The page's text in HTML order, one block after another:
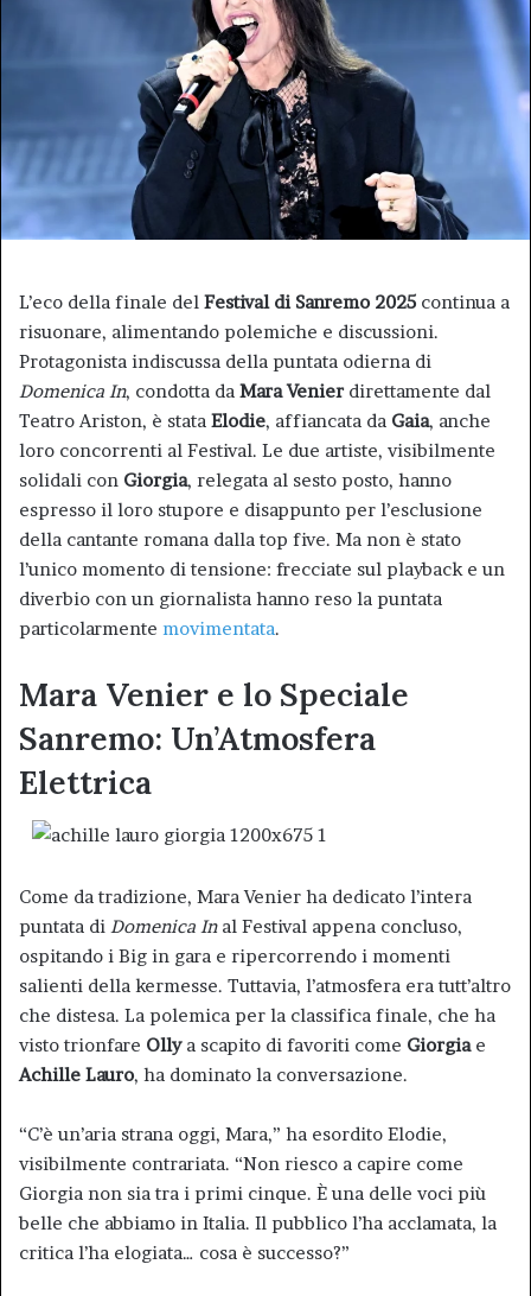
L’eco della finale del Festival di Sanremo 2025 continua a
risuonare, alimentando polemiche e discussioni.
Protagonista indiscussa della puntata odierna di
Domenica In, condotta da Mara Venierdirettamente dal
Teatro Ariston, è stata Elodie, affiancata da Gaia, anche
loro concorrenti al Festival. Le due artiste, visibilmente
solidali con Giorgia, relegata al sesto posto, hanno
espresso il loro stupore e disappunto per l’esclusione
della cantante romana dalla top five. Ma non è stato
l’unico momento di tensione: frecciate sul playback e un
diverbio con un giornalista hanno reso la puntata
particolarmente movimentata.
Mara Venier e lo Speciale
Sanremo: Un’Atmosfera
Elettrica
Come da tradizione, Mara Venier ha dedicato l’intera
puntata di Domenica Inal Festival appena concluso,
ospitando i Big in gara e ripercorrendo i momenti
salienti della kermesse. Tuttavia, l’atmosfera era tutt’altro
che distesa. La polemica per la classifica finale, che ha
visto trionfare Ollya scapito di favoriti come Giorgiae
Achille Lauro, ha dominato la conversazione.
“C’è un’aria strana oggi, Mara,” ha esordito Elodie,
visibilmente contrariata. “Non riesco a capire come
Giorgia non sia tra i primi cinque. È una delle voci più
belle che abbiamo in Italia. Il pubblico l’ha acclamata, la
critica l’ha elogiata… cosa è successo?”